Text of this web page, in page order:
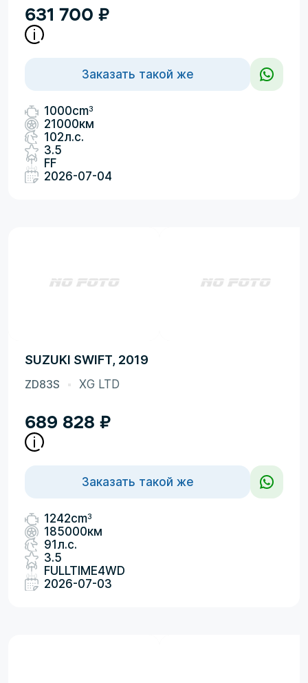
631 700 ₽
Заказать такой же
1000cm3
21000км
102л.с.
3.5
FF
2026-07-04
SUZUKI SWIFT, 2019
ZD83S XG LTD
689 828 ₽
Заказать такой же
1242cm3
185000км
91л.с.
3.5
FULLTIME4WD
2026-07-03